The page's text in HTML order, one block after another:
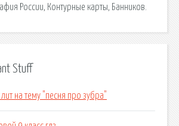
России, Контурные карты, Банников.
Stuff
на тему "песня про зубра"